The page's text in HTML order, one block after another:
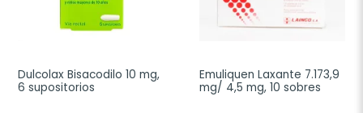
Dulcolax Bisacodilo 10 mg,
6 supositorios
Emuliquen Laxante 7.173,9
mg/ 4,5 mg, 10 sobres